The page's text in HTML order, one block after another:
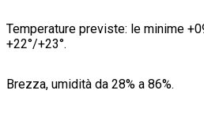
Temperature previste: le minime
+22°/+23°.
Brezza, umidità da 28% a 86%.